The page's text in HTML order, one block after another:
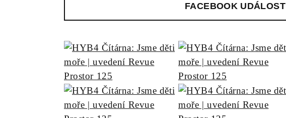
FACEBOOK UDÁLOST